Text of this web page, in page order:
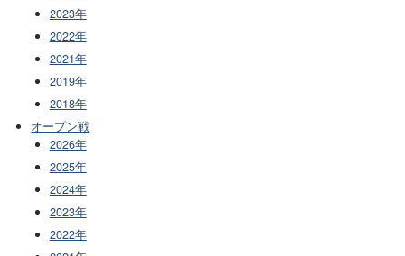
2023年
2022年
2021年
2019年
2018年
オープン戦
2026年
2025年
2024年
2023年
2022年